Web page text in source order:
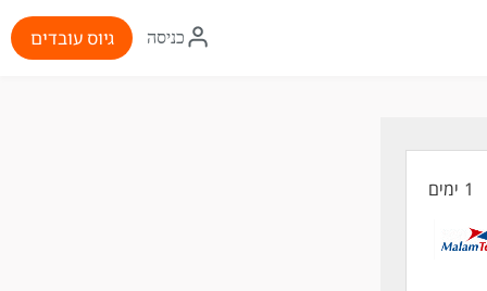
איקון
התחברות
כניסה גיוס עובדים
1 ימים